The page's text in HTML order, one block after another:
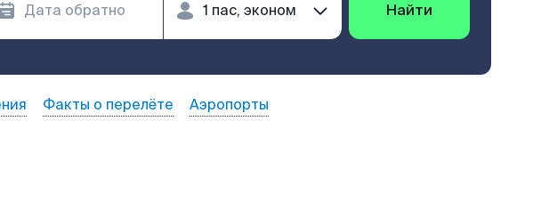
Найти
Факты о перелёте Аэропорты